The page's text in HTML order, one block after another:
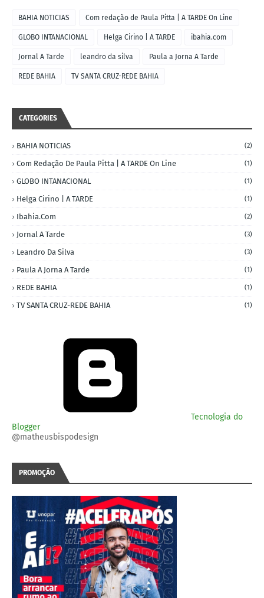
BAHIA NOTICIAS Com redação de Paula Pitta | A TARDE On Line
GLOBO INTANACIONAL Helga Cirino | A TARDE ibahia.com
Jornal A Tarde leandro da silva Paula a Jorna A Tarde
REDE BAHIA TV SANTA CRUZ-REDE BAHIA
CATEGORIES
BAHIA NOTICIAS (2)
Com Redação De Paula Pitta | A TARDE On Line (1)
GLOBO INTANACIONAL (1)
Helga Cirino | A TARDE (1)
Ibahia.com (2)
Jornal A Tarde (3)
Leandro Da Silva (3)
Paula A Jorna A Tarde (1)
REDE BAHIA (1)
TV SANTA CRUZ-REDE BAHIA (1)
Tecnologia do
Blogger
@matheusbispodesign
PROMOÇÃO